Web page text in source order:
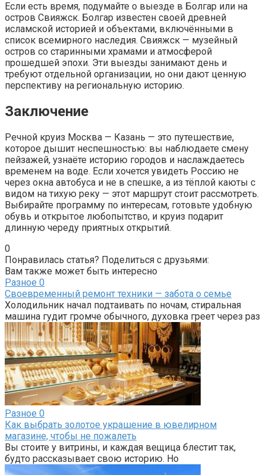
Если есть время, подумайте о выезде в Болгар или на
остров Свияжск. Болгар известен своей древней
исламской историей и объектами, включёнными в
список всемирного наследия. Свияжск — музейный
остров со старинными храмами и атмосферой
прошедшей эпохи. Эти выезды занимают день и
требуют отдельной организации, но они дают ценную
перспективу на региональную историю.
Заключение
Речной круиз Москва — Казань — это путешествие,
которое дышит неспешностью: вы наблюдаете смену
пейзажей, узнаёте историю городов и наслаждаетесь
временем на воде. Если хочется увидеть Россию не
через окна автобуса и не в спешке, а из тёплой каюты с
видом на тихую реку — этот маршрут стоит рассмотреть.
Выбирайте программу по интересам, готовьте удобную
обувь и открытое любопытство, и круиз подарит
длинную череду приятных открытий.
0
Понравилась статья? Поделиться с друзьями:
Вам также может быть интересно
Разное 0
Своевременный ремонт техники — забота о семье
Холодильник начал подтаивать по ночам, стиральная
машина гудит громче обычного, духовка греет через раз
Разное 0
Как выбрать золотое украшение в ювелирном
магазине, чтобы не пожалеть
Вы стоите у витрины, и каждая вещица блестит так,
будто рассказывает свою историю. Но